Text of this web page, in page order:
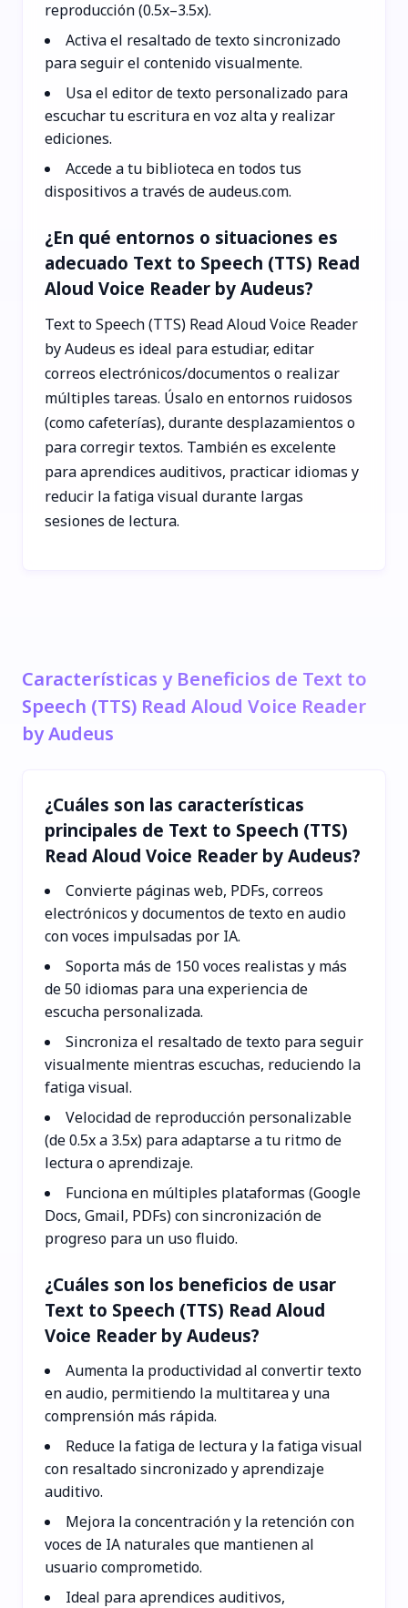
reproducción (0.5x–3.5x).
Activa el resaltado de texto sincronizado
para seguir el contenido visualmente.
Usa el editor de texto personalizado para
escuchar tu escritura en voz alta y realizar
ediciones.
Accede a tu biblioteca en todos tus
dispositivos a través de audeus.com.
¿En qué entornos o situaciones es
adecuado Text to Speech (TTS) Read
Aloud Voice Reader by Audeus?
Text to Speech (TTS) Read Aloud Voice Reader
by Audeus es ideal para estudiar, editar
correos electrónicos/documentos o realizar
múltiples tareas. Úsalo en entornos ruidosos
(como cafeterías), durante desplazamientos o
para corregir textos. También es excelente
para aprendices auditivos, practicar idiomas y
reducir la fatiga visual durante largas
sesiones de lectura.
Características y Beneficios de Text to
Speech (TTS) Read Aloud Voice Reader
by Audeus
¿Cuáles son las características
principales de Text to Speech (TTS)
Read Aloud Voice Reader by Audeus?
Convierte páginas web, PDFs, correos
electrónicos y documentos de texto en audio
con voces impulsadas por IA.
Soporta más de 150 voces realistas y más
de 50 idiomas para una experiencia de
escucha personalizada.
Sincroniza el resaltado de texto para seguir
visualmente mientras escuchas, reduciendo la
fatiga visual.
Velocidad de reproducción personalizable
(de 0.5x a 3.5x) para adaptarse a tu ritmo de
lectura o aprendizaje.
Funciona en múltiples plataformas (Google
Docs, Gmail, PDFs) con sincronización de
progreso para un uso fluido.
¿Cuáles son los beneficios de usar
Text to Speech (TTS) Read Aloud
Voice Reader by Audeus?
Aumenta la productividad al convertir texto
en audio, permitiendo la multitarea y una
comprensión más rápida.
Reduce la fatiga de lectura y la fatiga visual
con resaltado sincronizado y aprendizaje
auditivo.
Mejora la concentración y la retención con
voces de IA naturales que mantienen al
usuario comprometido.
Ideal para aprendices auditivos,